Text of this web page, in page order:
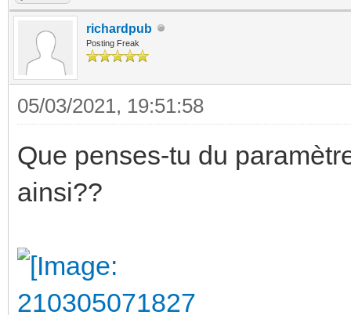
richardpub
Posting Freak
05/03/2021, 19:51:58
Que penses-tu du
ainsi??